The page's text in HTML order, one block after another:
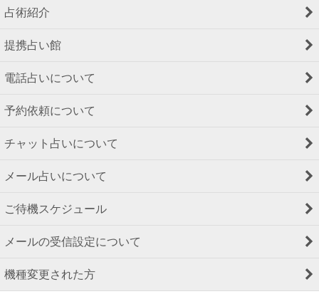
占術紹介
提携占い館
電話占いについて
予約依頼について
チャット占いについて
メール占いについて
ご待機スケジュール
メールの受信設定について
機種変更された方